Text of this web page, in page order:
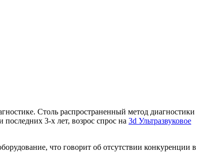
Столь распространенный метод диагностики
последних 3-х лет, возрос спрос на 3d Ультразвуковое
что говорит об отсутствии конкуренции в